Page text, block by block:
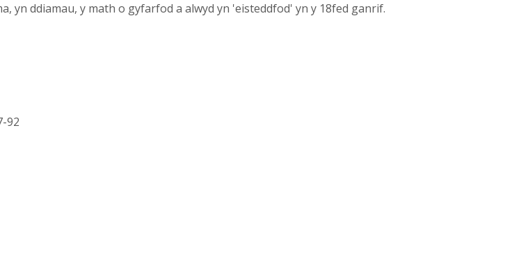
yn ddiamau, y math o gyfarfod a alwyd yn 'eisteddfod' yn y 18fed ganrif.
92